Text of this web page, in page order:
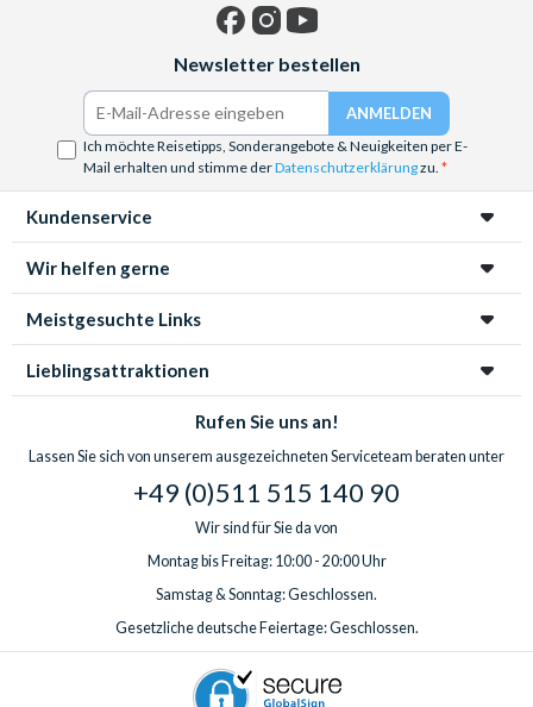
Newsletter bestellen
Ich möchte Reisetipps, Sonderangebote & Neuigkeiten per E-
Mail erhalten und stimme derDatenschutzerklärungzu.
Kundenservice
Wir helfen gerne
Meistgesuchte Links
Lieblingsattraktionen
Rufen Sie uns an!
Lassen Sie sich von unserem ausgezeichneten Serviceteam beraten unter
+49 (0)511 515 140 90
Wir sind für Sie da von
Montag bis Freitag: 10:00 - 20:00 Uhr
Samstag & Sonntag: Geschlossen.
Gesetzliche deutsche Feiertage: Geschlossen.